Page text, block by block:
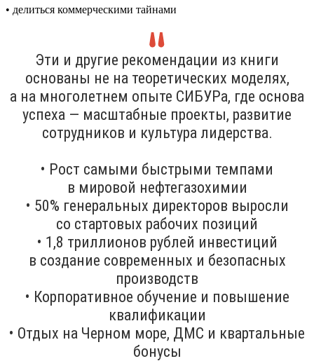
• делиться коммерческими тайнами
Эти и другие рекомендации из книги
основаны не на теоретических моделях,
а на многолетнем опыте СИБУРа, где основа
успеха — масштабные проекты, развитие
сотрудников и культура лидерства.
• Рост самыми быстрыми темпами
в мировой нефтегазохимии
• 50% генеральных директоров выросли
со стартовых рабочих позиций
• 1,8 триллионов рублей инвестиций
в создание современных и безопасных
производств
• Корпоративное обучение и повышение
квалификации
• Отдых на Черном море, ДМС и квартальные
бонусы